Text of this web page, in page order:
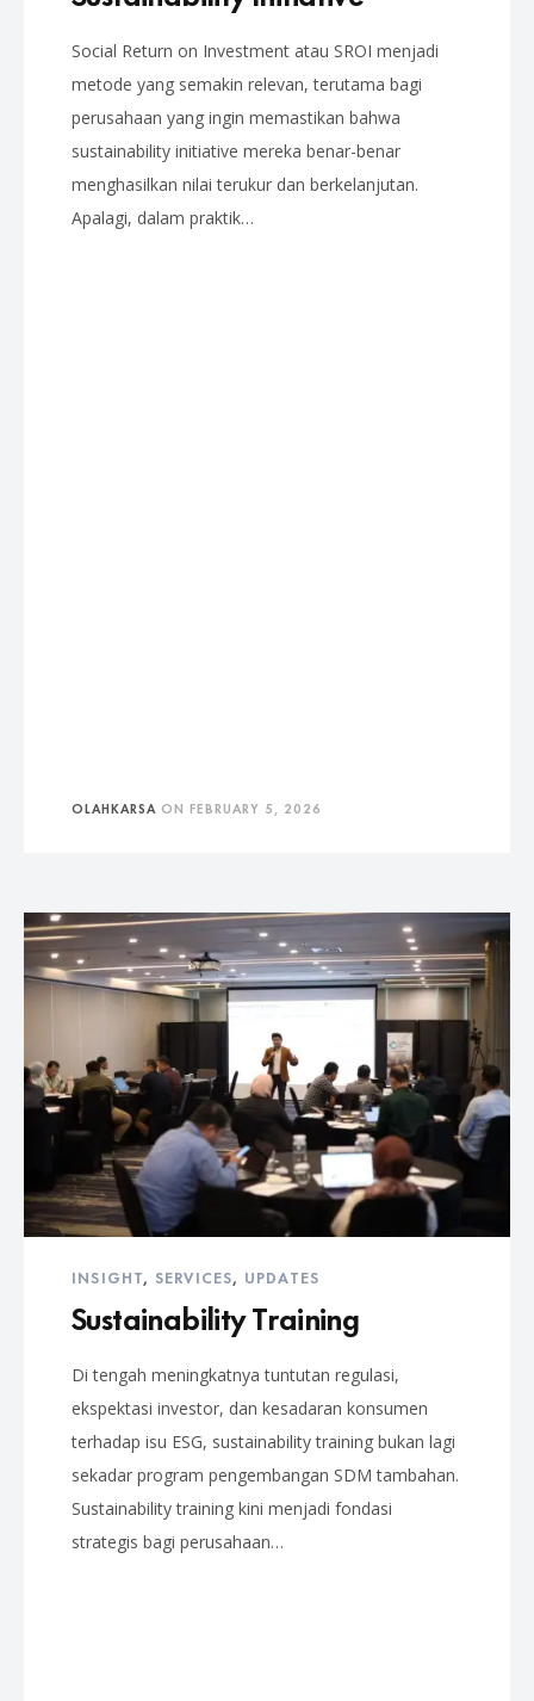
Social Return on Investment atau SROI menjadi
metode yang semakin relevan, terutama bagi
perusahaan yang ingin memastikan bahwa
sustainability initiative mereka benar-benar
menghasilkan nilai terukur dan berkelanjutan.
Apalagi, dalam praktik…
OLAHKARSA ON FEBRUARY 5, 2026
INSIGHT, SERVICES, UPDATES
Sustainability Training
Di tengah meningkatnya tuntutan regulasi,
ekspektasi investor, dan kesadaran konsumen
terhadap isu ESG, sustainability training bukan lagi
sekadar program pengembangan SDM tambahan.
Sustainability training kini menjadi fondasi
strategis bagi perusahaan…